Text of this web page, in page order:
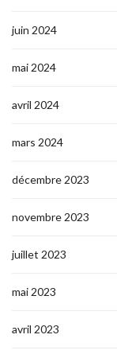
juin 2024
mai 2024
avril 2024
mars 2024
décembre 2023
novembre 2023
juillet 2023
mai 2023
avril 2023